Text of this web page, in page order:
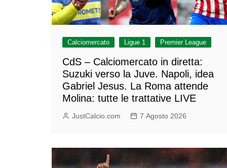
Calciomercato Ligue 1 Premier League
CdS – Calciomercato in diretta:
Suzuki verso la Juve. Napoli, idea
Gabriel Jesus. La Roma attende
Molina: tutte le trattative LIVE
JustCalcio.com 7 Agosto 2026